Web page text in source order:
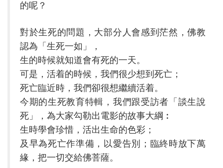
的呢？
對於生死的問題，大部分人會感到茫然，佛教
認為「生死一如」，
生的時候就知道會有死的一天。
可是，活着的時候，我們很少想到死亡；
死亡臨近時，我們卻很想繼續活着。
今期的生死教育特輯，我們跟受訪者「談生說
死」，為大家勾勒出電影的故事大綱︰
生時學會珍惜，活出生命的色彩；
及早為死亡作準備，以愛告別；臨終時放下萬
緣，把一切交給佛菩薩。